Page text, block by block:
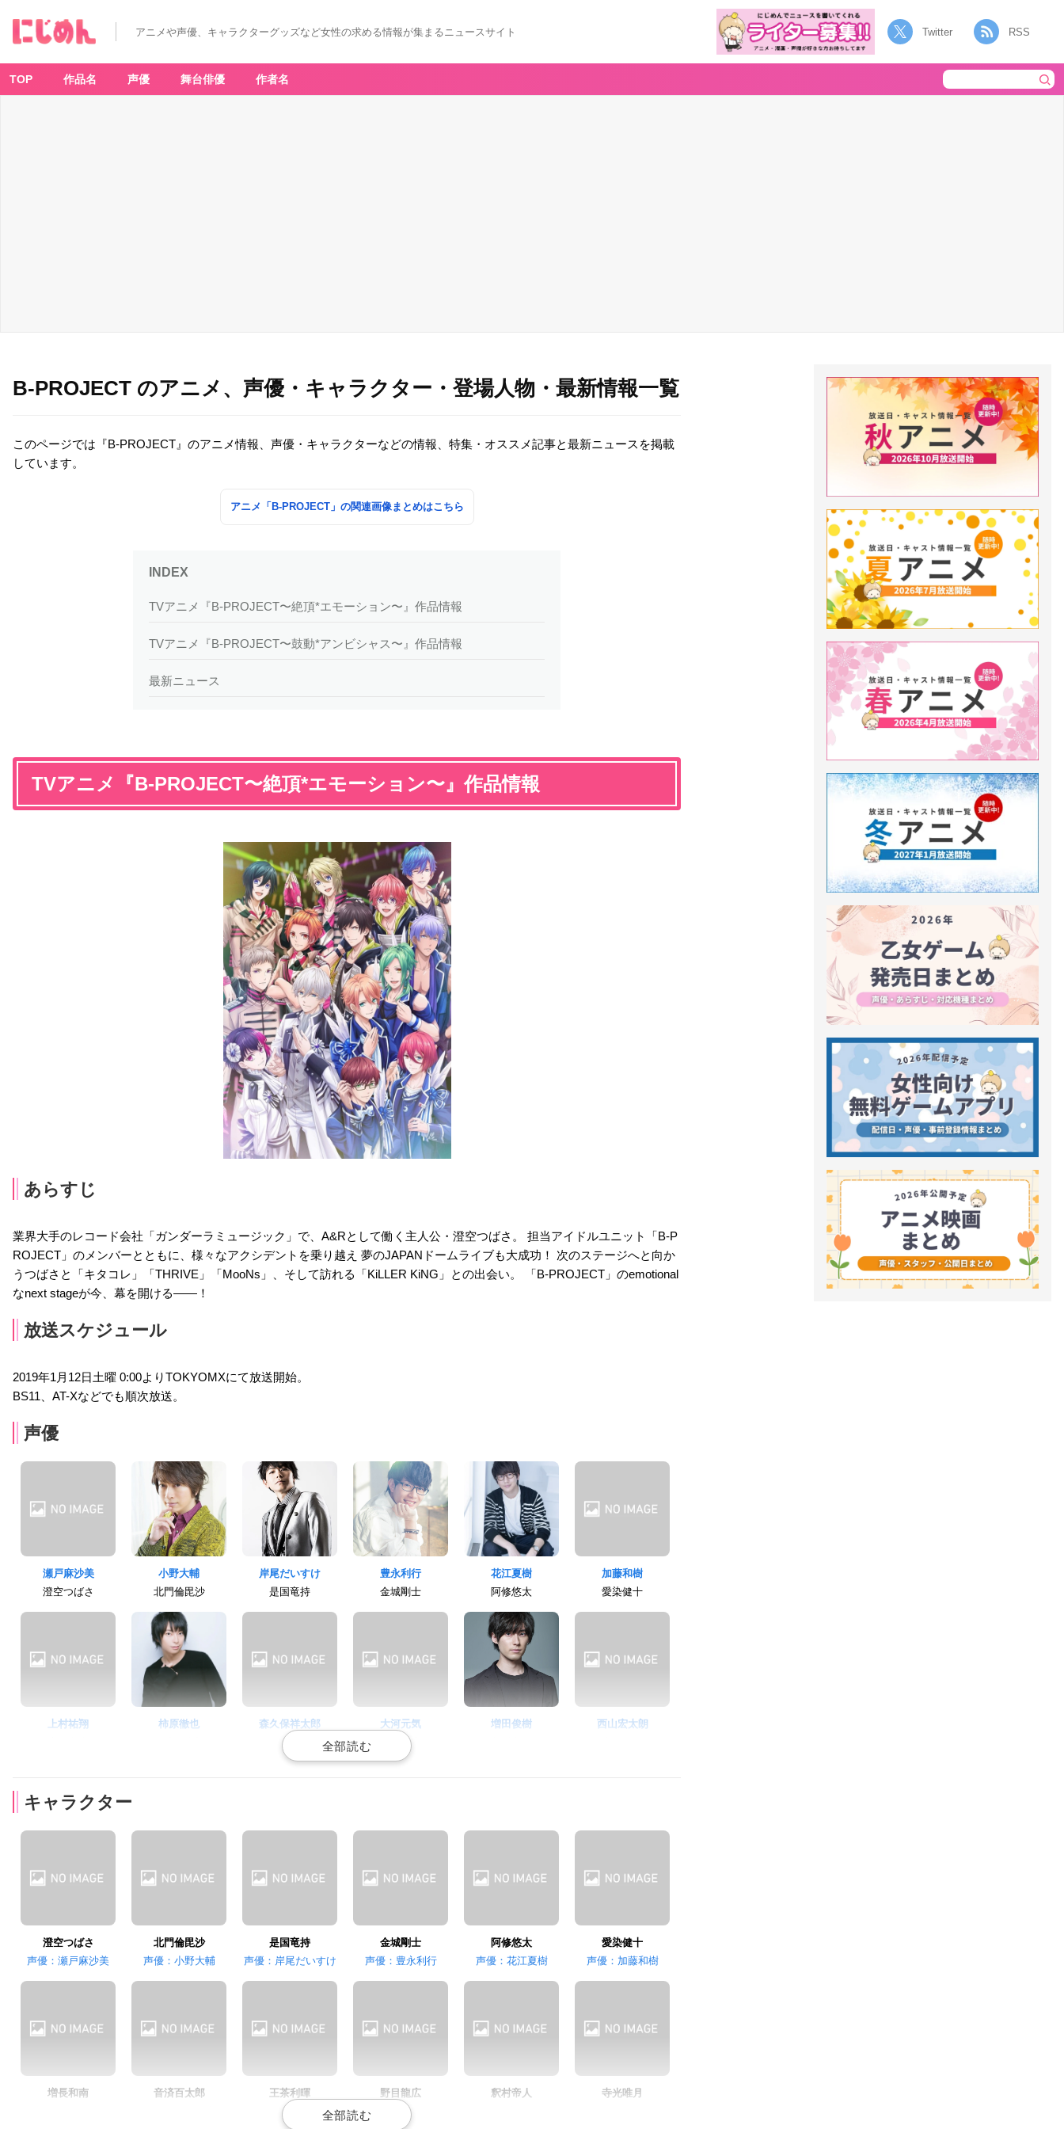
アニメや声優、キャラクターグッズなど女性の求める情報が集まるニュースサイト Twitter RSS
TOP 作品名 声優 舞台俳優 作者名
B-PROJECT のアニメ、声優・キャラクター・登場人物・最新情報一覧
このページでは『B-PROJECT』のアニメ情報、声優・キャラクターなどの情報、特集・オススメ記事と最新ニュースを掲載
しています。
アニメ「B-PROJECT」の関連画像まとめはこちら
TVアニメ『B-PROJECT〜絶頂*エモーション〜』作品情報
TVアニメ『B-PROJECT〜鼓動*アンビシャス〜』作品情報
最新ニュース
TVアニメ『B-PROJECT〜絶頂*エモーション〜』作品情報
あらすじ
業界大手のレコード会社「ガンダーラミュージック」で、A&Rとして働く主人公・澄空つばさ。 担当アイドルユニット「B-P
ROJECT」のメンバーとともに、様々なアクシデントを乗り越え 夢のJAPANドームライブも大成功！ 次のステージへと向か
うつばさと「キタコレ」「THRIVE」「MooNs」、そして訪れる「KiLLER KiNG」との出会い。 「B-PROJECT」のemotional
なnext stageが今、幕を開ける――！
放送スケジュール
2019年1月12日土曜 0:00よりTOKYOMXにて放送開始。
BS11、AT-Xなどでも順次放送。
声優
瀬戸麻沙美
澄空つばさ
小野大輔
北門倫毘沙
岸尾だいすけ
是国竜持
豊永利行
金城剛士
花江夏樹
阿修悠太
加藤和樹
愛染健十
上村祐翔
柿原徹也
森久保祥太郎
王茶利暉
大河元気
野目龍広
増田俊樹
西山宏太朗
八代拓
千葉翔也
江口拓也
興津和幸
浪川大輔
キャラクター
澄空つばさ
声優：瀬戸麻沙美
北門倫毘沙
声優：小野大輔
是国竜持
声優：岸尾だいすけ
金城剛士
声優：豊永利行
阿修悠太
声優：花江夏樹
愛染健十
声優：加藤和樹
増長和南
音済百太郎
王茶利暉
声優：森久保祥太郎
野目龍広
声優：大河元気
釈村帝人
寺光唯月